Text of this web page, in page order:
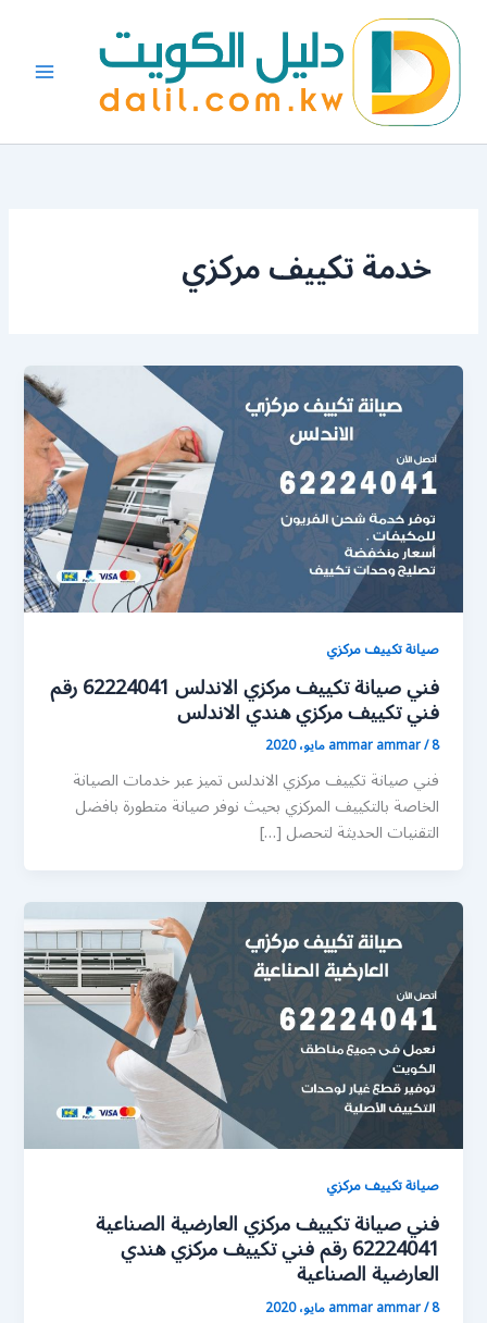
المحتوى
خدمة تكييف مركزي
صيانة تكييف مركزي
فني صيانة تكييف مركزي الاندلس 62224041 رقم
فني تكييف مركزي هندي الاندلس
ammar ammar/8 مايو، 2020
فني صيانة تكييف مركزي الاندلس تميز عبر خدمات الصيانة
الخاصة بالتكييف المركزي بحيث نوفر صيانة متطورة بافضل
التقنيات الحديثة لتحصل […]
صيانة تكييف مركزي
فني صيانة تكييف مركزي العارضية الصناعية
62224041 رقم فني تكييف مركزي هندي
العارضية الصناعية
ammar ammar/8 مايو، 2020